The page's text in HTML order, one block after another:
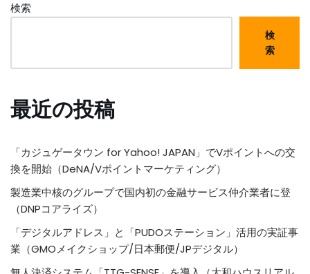
検索
検
索
最近の投稿
「カジュゲータウン for Yahoo! JAPAN」でVポイントへの交
換を開始（DeNA/Vポイントマーケティング）
製造業中核のグループで国内初の金融サービス仲介業者に登
（DNPコアライズ）
「デジタルアドレス」と「PUDOステーション」活用の実証事
業（GMOメイクショップ/日本郵便/JPデジタル）